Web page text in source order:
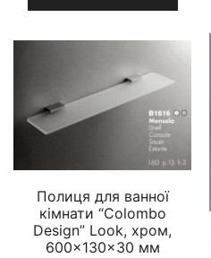
Полиця для ванної
кімнати “Colombo
Design” Look, хром,
600×130×30 мм